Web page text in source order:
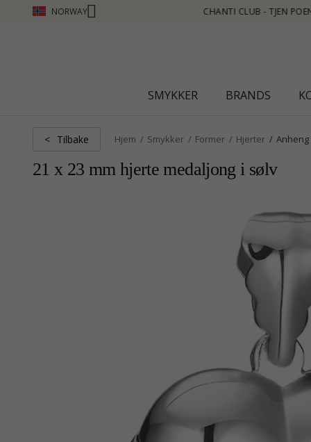
NORWAY
SE MER - KLIKK HER
SMYKKER BRANDS
< Tilbake Hjem Smykker Former Hjerter Anheng
21 x 23 mm hjerte medaljong i sølv